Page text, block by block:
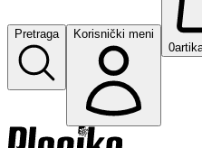
Pretraga
Korisnički meni
0